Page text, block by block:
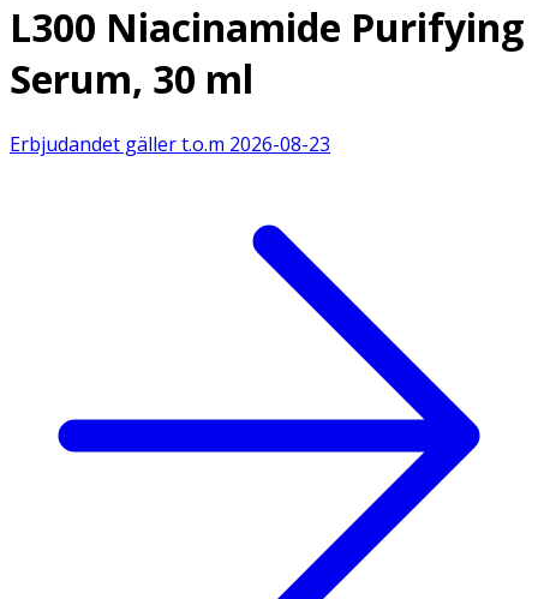
L300 Niacinamide Purifying
Serum, 30 ml
Erbjudandet gäller t.o.m 2026-08-23